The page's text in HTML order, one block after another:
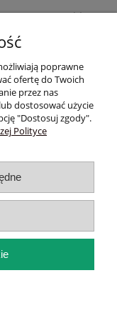
|Czarnochowice
REGON: 356868263 |
poprawne
ofertę do Twoich
przez nas
dostosować użycie
"Dostosuj zgody".
Polityce